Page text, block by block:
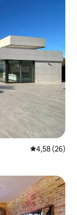
Povprečna
4,58 (26)